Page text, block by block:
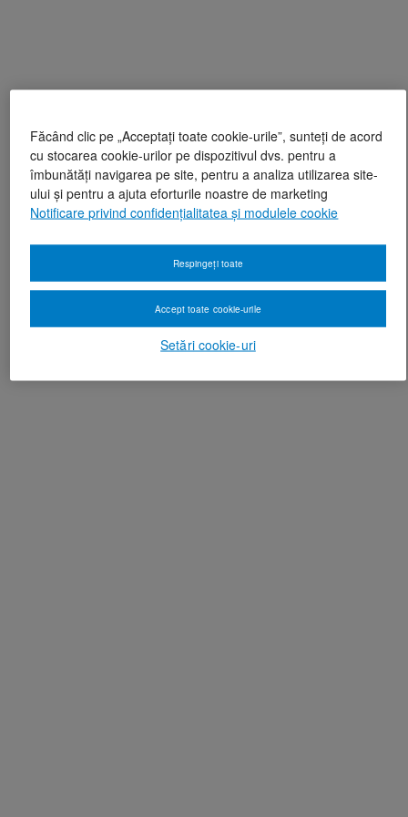
Făcând clic pe „Acceptați toate cookie-urile”, sunteți de acord
cu stocarea cookie-urilor pe dispozitivul dvs. pentru a
îmbunătăți navigarea pe site, pentru a analiza utilizarea site-
ului și pentru a ajuta eforturile noastre de marketing
Notificare privind confidențialitatea și modulele cookie
Setări cookie-uri
Respingeți toate
Accept toate cookie-urile